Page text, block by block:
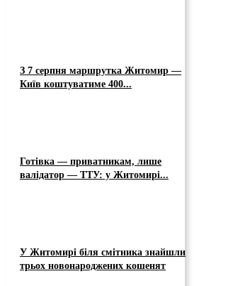
З 7 серпня маршрутка Житомир —
Київ коштуватиме 400...
Готівка — приватникам, лише
валідатор — ТТУ: у Житомирі...
У Житомирі біля смітника знайшли
трьох новонароджених кошенят